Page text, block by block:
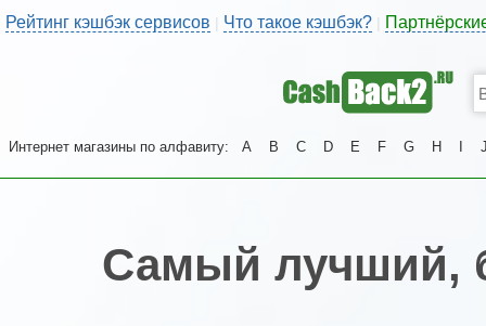
Рейтинг кэшбэк сервисов | Что такое кэшбэк?
Интернет магазины по алфавиту: A B C D E F G H
Самый лучший,